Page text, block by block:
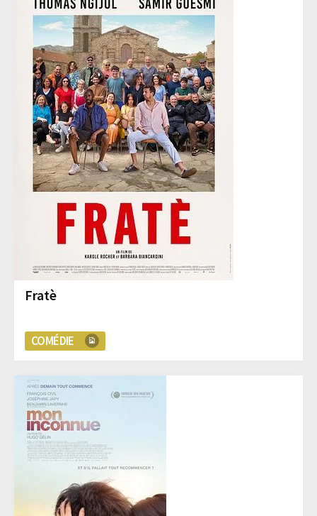
Fratè
COMÉDIE